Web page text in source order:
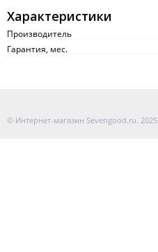
Характеристики
Производитель
Гарантия, мес.
© Интернет-магазин Sevengood.ru. 2025